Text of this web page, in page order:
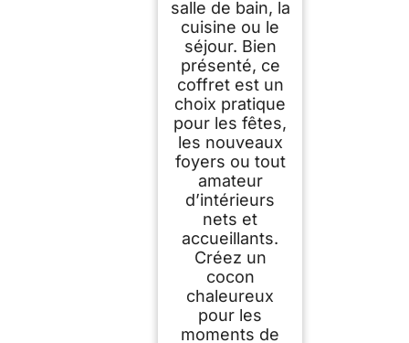
salle de bain, la
cuisine ou le
séjour. Bien
présenté, ce
coffret est un
choix pratique
pour les fêtes,
les nouveaux
foyers ou tout
amateur
d’intérieurs
nets et
accueillants.
Créez un
cocon
chaleureux
pour les
moments de